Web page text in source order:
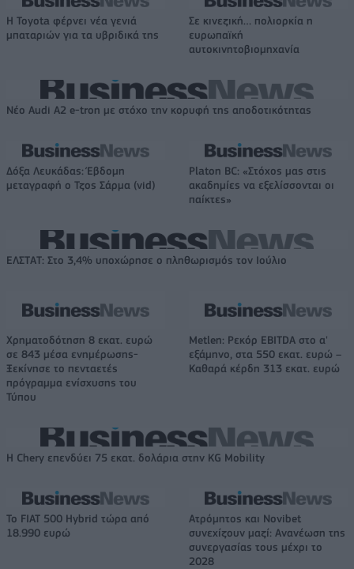
Η Toyota φέρνει νέα γενιά
μπαταριών για τα υβριδικά της
Σε κινεζική… πολιορκία η
ευρωπαϊκή
αυτοκινητοβιομηχανία
Νέο Audi A2 e-tron με στόχο την κορυφή της αποδοτικότητας
Δόξα Λευκάδας: Έβδομη
μεταγραφή ο Τζος Σάρμα (vid)
Platon BC: «Στόχος μας στις
ακαδημίες να εξελίσσονται οι
παίκτες»
ΕΛΣΤΑΤ: Στο 3,4% υποχώρησε ο πληθωρισμός τον Ιούλιο
Χρηματοδότηση 8 εκατ. ευρώ
σε 843 μέσα ενημέρωσης-
Ξεκίνησε το πενταετές
πρόγραμμα ενίσχυσης του
Τύπου
Metlen: Ρεκόρ EBITDA στο α'
εξάμηνο, στα 550 εκατ. ευρώ –
Καθαρά κέρδη 313 εκατ. ευρώ
Η Chery επενδύει 75 εκατ. δολάρια στην KG Mobility
Το FIAT 500 Hybrid τώρα από
18.990 ευρώ
Ατρόμητος και Novibet
συνεχίζουν μαζί: Ανανέωση της
συνεργασίας τους μέχρι το
2028